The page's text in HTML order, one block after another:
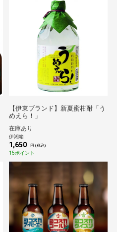
【伊東ブランド】新夏蜜柑酎「う
めえら！」
在庫あり
伊湘箱
1,650 円 (税込)
15ポイント